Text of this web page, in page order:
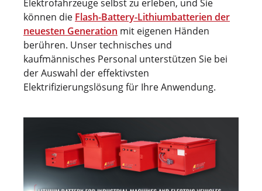
Elektrofahrzeuge selbst zu erleben, und Sie
können die Flash-Battery-Lithiumbatterien der
neuesten Generation mit eigenen Händen
berühren. Unser technisches und
kaufmännisches Personal unterstützen Sie bei
der Auswahl der effektivsten
Elektrifizierungslösung für Ihre Anwendung.